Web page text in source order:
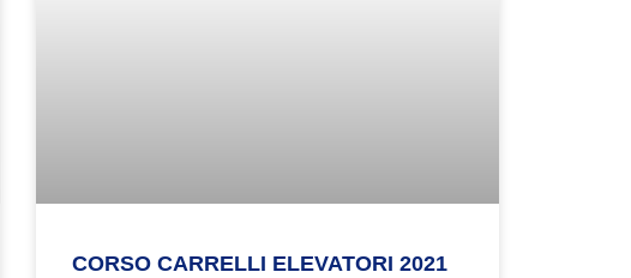
CORSO CARRELLI ELEVATORI 2021